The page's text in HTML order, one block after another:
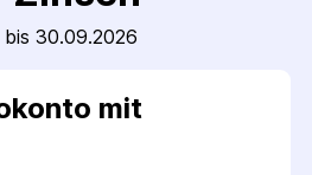
bis 30.09.2026
mit